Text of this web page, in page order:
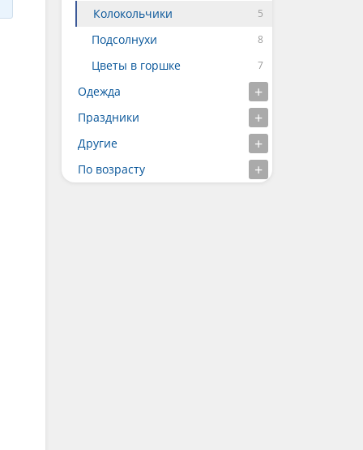
Колокольчики
Подсолнухи
Цветы в горшке
Одежда
Праздники
Другие
По возрасту